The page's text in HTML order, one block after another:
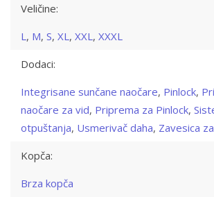
Veličine:
L , M, S, XL , XXL , XXXL
Dodaci:
Integrisane sunčane naočare, Pinlock,
naočare za vid, Priprema za Pinlock,
otpuštanja, Usmerivač daha, Zavesica
Kopča:
Brza kopča